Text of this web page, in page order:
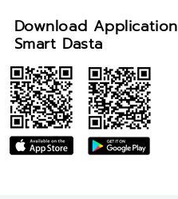
Download Application
Smart Dasta